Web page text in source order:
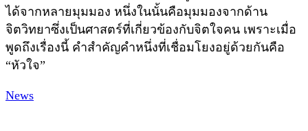
ได้จากหลายมุมมอง หนึ่งในนั้นคือมุมมองจากด้าน
จิตวิทยาซึ่งเป็นศาสตร์ที่เกี่ยวข้องกับจิตใจคน เพราะเมื่อ
พูดถึงเรื่องนี้ คำสำคัญคำหนึ่งที่เชื่อมโยงอยู่ด้วยกันคือ
“หัวใจ”
News